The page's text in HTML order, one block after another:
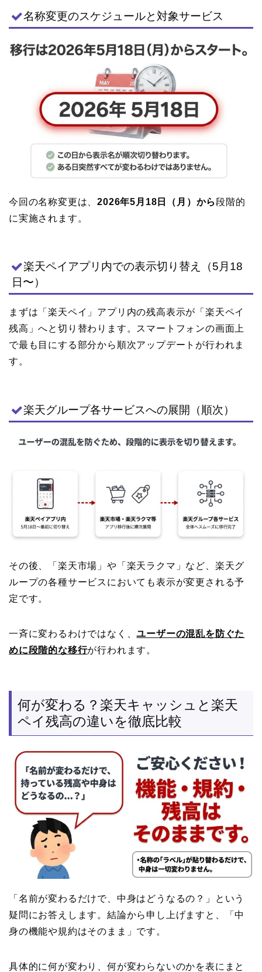
名称変更のスケジュールと対象サービス
今回の名称変更は、2026年5月18日（月）から段階的
に実施されます。
楽天ペイアプリ内での表示切り替え（5月18
日〜）
まずは「楽天ペイ」アプリ内の残高表示が「楽天ペイ
残高」へと切り替わります。スマートフォンの画面上
で最も目にする部分から順次アップデートが行われま
す。
楽天グループ各サービスへの展開（順次）
その後、「楽天市場」や「楽天ラクマ」など、楽天グ
ループの各種サービスにおいても表示が変更される予
定です。
一斉に変わるわけではなく、ユーザーの混乱を防ぐた
めに段階的な移行が行われます。
何が変わる？楽天キャッシュと楽天
ペイ残高の違いを徹底比較
「名前が変わるだけで、中身はどうなるの？」という
疑問にお答えします。結論から申し上げますと、「中
身の機能や規約はそのまま」です。
具体的に何が変わり、何が変わらないのかを表にまと